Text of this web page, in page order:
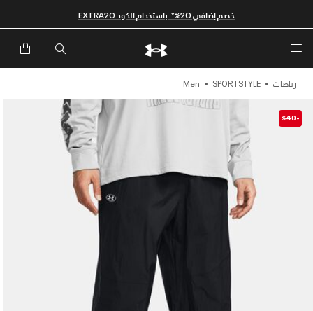
خصم إضافي 20%*. باستخدام الكود EXTRA20
رياضات SPORTSTYLE
Men
-%40